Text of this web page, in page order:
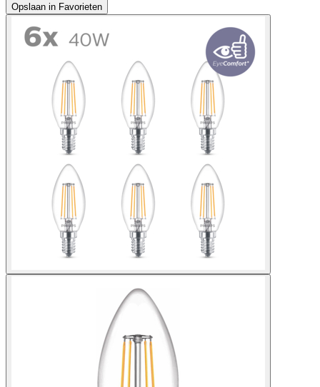
Opslaan in Favorieten